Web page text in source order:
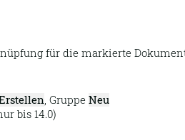
für die markierte
, GruppeNeu
bis 14.0)